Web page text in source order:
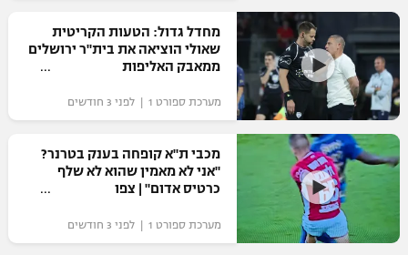
VOD
רץ ברשת
תוצאות
גביע המדינה
נבחרת ישראל
מכבי חיפה
בית"ר ירושלים
מכבי תל אביב
הפועל תל אביב
ליגה גרמנית
ליגה ספרדית
ליגה איטלקית
ליגה צרפתית
ליגה הולנדית
ליגה לאומית
כדורסל נשים
מכבי תל אביב
הפועל חולון
הפועל ירושלים
דני אבדיה
יורוליג
יורוקאפ
ענפים נוספים
טניס
כדוריד
כדורעף
שחייה
מחדל גדול: הטעות הקריטית
שאולי הוציאה את בית"ר ירושלים
ממאבק האליפות
מערכת ספורט 1 | לפני 3 חודשים
מכבי ת"א קופחה בענק בטרנר?
"אני לא מאמין שהוא לא שלף
כרטיס אדום" | צפו
מערכת ספורט 1 | לפני 3 חודשים